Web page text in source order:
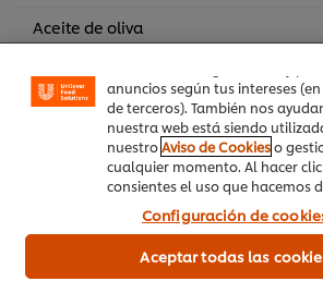
Aceite de oliva
Vegetales Entrada
Sea el primero en
funcionalidades (como guardar
online), compartir contenidos en
anuncios según tus intereses
de terceros). También nos
nuestra web está siendo
nuestroAviso de Cookieso
cualquier momento. Al hacer clic
consientes el uso que hacemos
Configuración de
Aceptar todas las